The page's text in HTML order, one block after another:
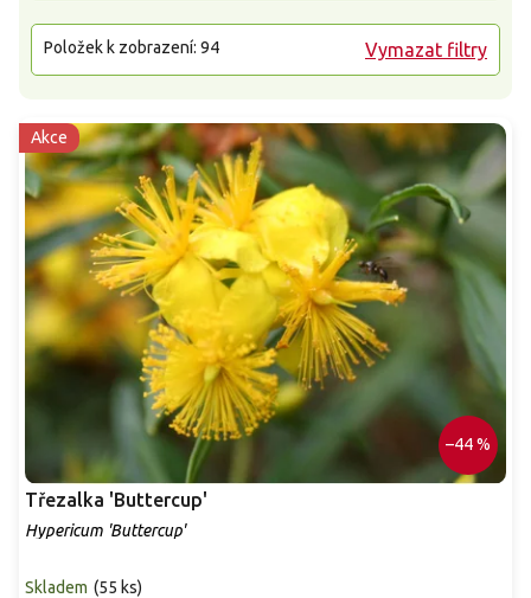
Vymazat filtry
Položek k zobrazení: 94
Akce
–44 %
Třezalka 'Buttercup'
Hypericum 'Buttercup'
Skladem (55 ks)